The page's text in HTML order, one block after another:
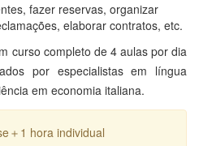
fazer reservas, organizar
elaborar contratos, etc.
curso completo de 4 aulas por dia
por especialistas em língua
em economia italiana.
＋1 hora individual